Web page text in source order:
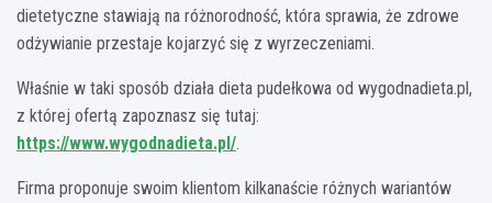
dietetyczne stawiają na różnorodność, która sprawia, że zdrowe
odżywianie przestaje kojarzyć się z wyrzeczeniami.
Właśnie w taki sposób działa dieta pudełkowa od wygodnadieta.pl,
z której ofertą zapoznasz się tutaj:
https://www.wygodnadieta.pl/.
Firma proponuje swoim klientom kilkanaście różnych wariantów